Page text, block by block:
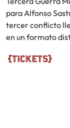
para Alfonso
tercer conflicto
en un formato